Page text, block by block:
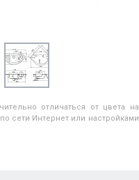
отличаться от цвета на
сети Интернет или настройками